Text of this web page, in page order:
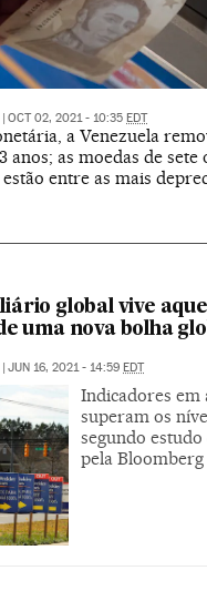
OCT 02, 2021 - 10:35 EDT
a Venezuela
anos; as moedas de sete
entre as mais
global vive
uma nova bolha
JUN 16, 2021 - 14:59 EDT
Indicadores em
superam os
segundo
pela Bloomberg